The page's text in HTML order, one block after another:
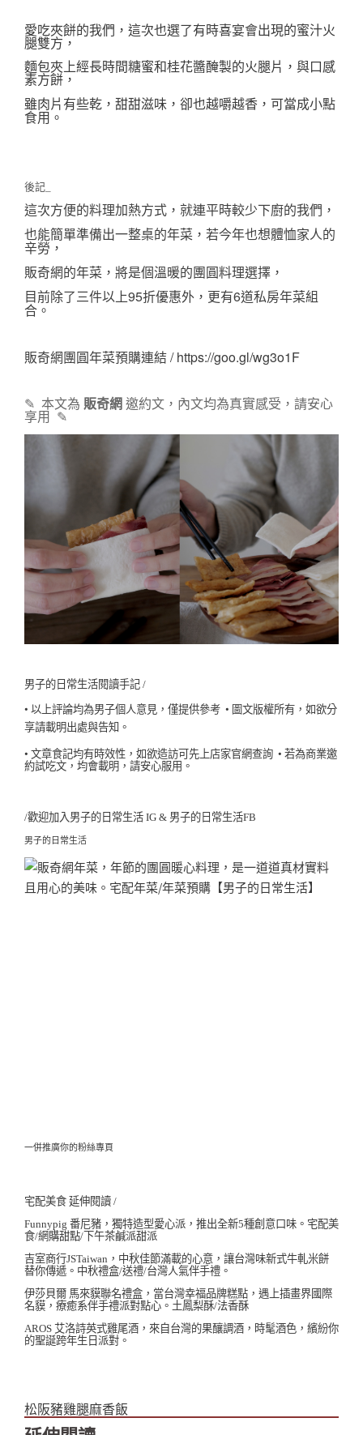
愛吃夾餅的我們，這次也選了有時喜宴會出現的蜜汁火
腿雙方，
麵包夾上經長時間糖蜜和桂花醬醃製的火腿片，與口感
素方餅，
雖肉片有些乾， 甜甜滋味，卻也越嚼越香，可當成小點
食用。
後記_
這次方便的料理加熱方式，就連平時較少下廚的我們，
也能簡單準備出一整桌的年菜，若今年也想體恤家人的
辛勞，
販奇網的年菜，將是個溫暖的團圓料理選擇，
目前除了三件以上95折優惠外，更有6道私房年菜組
合。
販奇網團圓年菜預購連結 / https://goo.gl/wg3o1F
✎  本文為 販奇網 邀約文，內文均為真實感受，請安心
享用  ✎
男子的日常生活閱讀手記 /
• 以上評論均為男子個人意見，僅提供參考 • 圖文版權所有，如欲分
享請載明出處與告知。
• 文章食記均有時效性，如欲造訪可先上店家官網查詢 • 若為商業邀
約試吃文，均會載明，請安心服用。
/歡迎加入男子的日常生活 IG & 男子的日常生活FB
男子的日常生活
一併推廣你的粉絲專頁
宅配美食 延伸閱讀 /
Funnypig 番尼豬，獨特造型愛心派，推出全新5種創意口味。宅配美
食/網購甜點/下午茶鹹派甜派
吉室商行JSTaiwan，中秋佳節滿載的心意，讓台灣味新式牛軋米餅
替你傳遞。中秋禮盒/送禮/台灣人氣伴手禮。
伊莎貝爾 馬來貘聯名禮盒，當台灣幸福品牌糕點，遇上插畫界國際
名貘，療癒系伴手禮派對點心。土鳳梨酥/法香酥
AROS 艾洛詩英式雞尾酒，來自台灣的果釀調酒，時髦酒色，繽紛你
的聖誕跨年生日派對。
松阪豬雞腿麻香飯